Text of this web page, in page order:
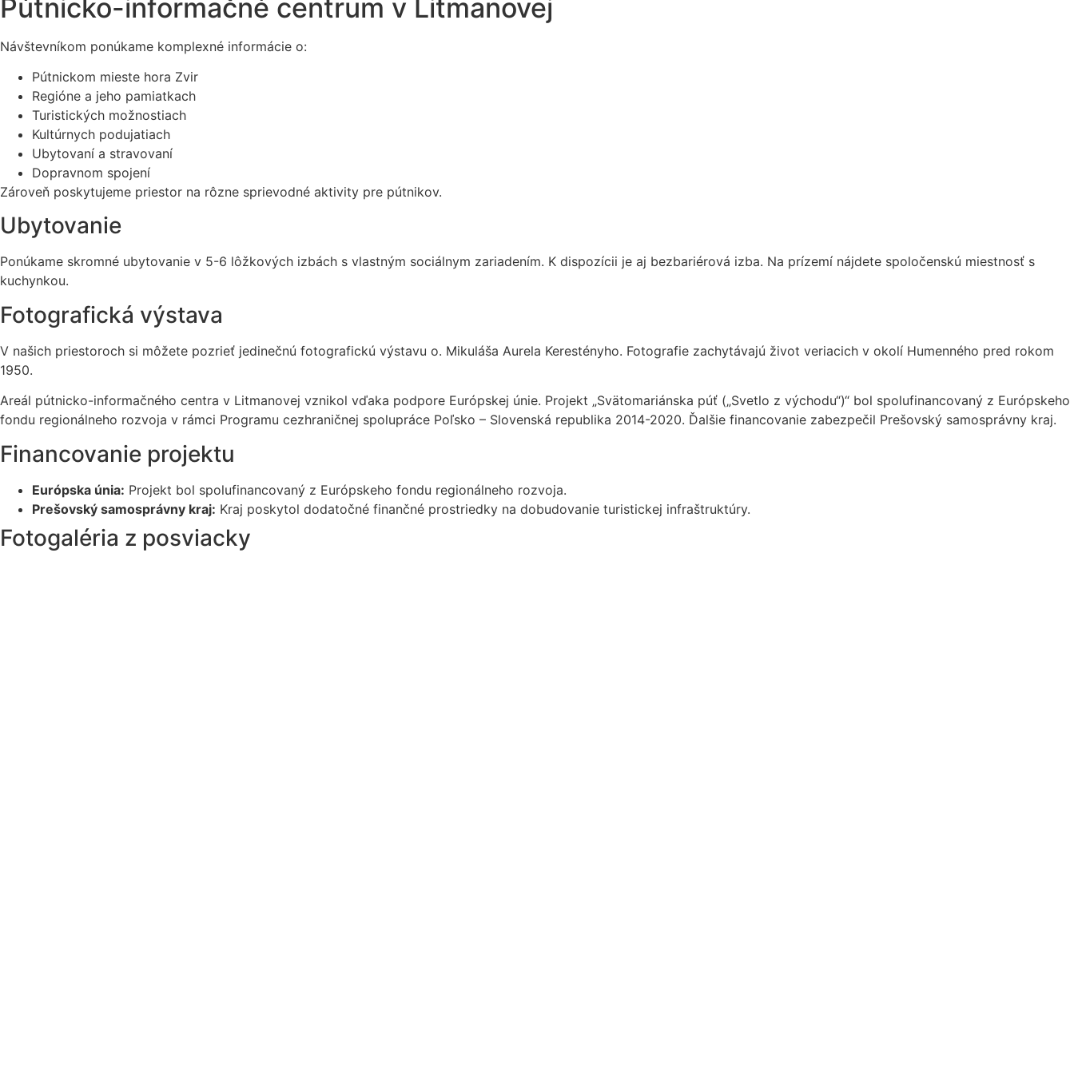
Pútnicko-informačné centrum v Litmanovej
Návštevníkom ponúkame komplexné informácie o:
Pútnickom mieste hora Zvir
Regióne a jeho pamiatkach
Turistických možnostiach
Kultúrnych podujatiach
Ubytovaní a stravovaní
Dopravnom spojení
Zároveň poskytujeme priestor na rôzne sprievodné aktivity pre pútnikov.
Ubytovanie
Ponúkame skromné ubytovanie v 5-6 lôžkových izbách s vlastným sociálnym zariadením. K dispozícii je aj bezbariérová izba. Na prízemí nájdete spoločenskú miestnosť s
kuchynkou.
Fotografická výstava
V našich priestoroch si môžete pozrieť jedinečnú fotografickú výstavu o. Mikuláša Aurela Kerestényho. Fotografie zachytávajú život veriacich v okolí Humenného pred rokom
1950.
Areál pútnicko-informačného centra v Litmanovej vznikol vďaka podpore Európskej únie. Projekt „Svätomariánska púť („Svetlo z východu“)“ bol spolufinancovaný z Európskeho
fondu regionálneho rozvoja v rámci Programu cezhraničnej spolupráce Poľsko – Slovenská republika 2014-2020. Ďalšie financovanie zabezpečil Prešovský samosprávny kraj.
Financovanie projektu
Európska únia: Projekt bol spolufinancovaný z Európskeho fondu regionálneho rozvoja.
Prešovský samosprávny kraj: Kraj poskytol dodatočné finančné prostriedky na dobudovanie turistickej infraštruktúry.
Fotogaléria z posviacky